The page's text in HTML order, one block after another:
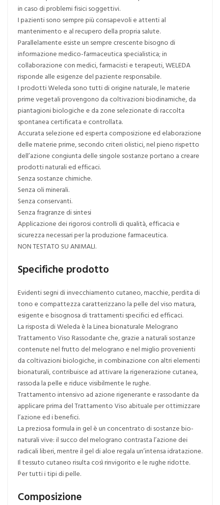
in caso di problemi fisici soggettivi.
I pazienti sono sempre più consapevoli e attenti al
mantenimento e al recupero della propria salute.
Parallelamente esiste un sempre crescente bisogno di
informazione medico-farmaceutica specialistica; in
collaborazione con medici, farmacisti e terapeuti, WELEDA
risponde alle esigenze del paziente responsabile.
I prodotti Weleda sono tutti di origine naturale, le materie
prime vegetali provengono da coltivazioni biodinamiche, da
piantagioni biologiche e da zone selezionate di raccolta
spontanea certificata e controllata.
Accurata selezione ed esperta composizione ed elaborazione
delle materie prime, secondo criteri olistici, nel pieno rispetto
dell’azione congiunta delle singole sostanze portano a creare
prodotti naturali ed efficaci.
Senza sostanze chimiche.
Senza oli minerali.
Senza conservanti.
Senza fragranze di sintesi
Applicazione dei rigorosi controlli di qualità, efficacia e
sicurezza necessari per la produzione farmaceutica.
NON TESTATO SU ANIMALI.
Specifiche prodotto
Evidenti segni di invecchiamento cutaneo, macchie, perdita di
tono e compattezza caratterizzano la pelle del viso matura,
esigente e bisognosa di trattamenti specifici ed efficaci.
La risposta di Weleda è la Linea bionaturale Melograno
Trattamento Viso Rassodante che, grazie a naturali sostanze
contenute nel frutto del melograno e nel miglio provenienti
da coltivazioni biologiche, in combinazione con altri elementi
bionaturali, contribuisce ad attivare la rigenerazione cutanea,
rassoda la pelle e riduce visibilmente le rughe.
Trattamento intensivo ad azione rigenerante e rassodante da
applicare prima del Trattamento Viso abituale per ottimizzare
l’azione ed i benefici.
La preziosa formula in gel è un concentrato di sostanze bio-
naturali vive: il succo del melograno contrasta l’azione dei
radicali liberi, mentre il gel di aloe regala un’intensa idratazione.
Il tessuto cutaneo risulta così rinvigorito e le rughe ridotte.
Per tutti i tipi di pelle.
Composizione